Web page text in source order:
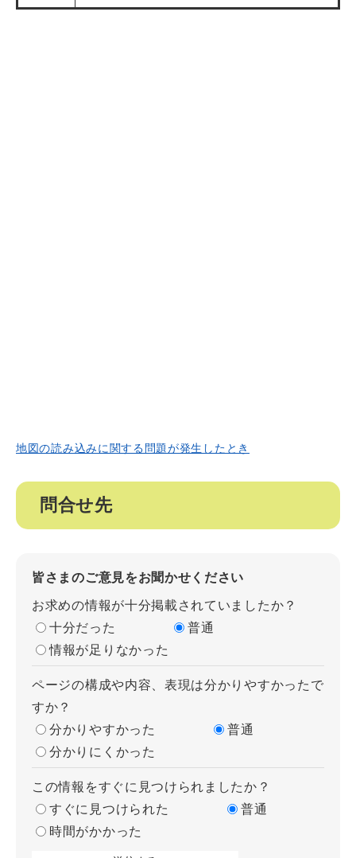
地図の読み込みに関する問題が発生したとき
問合せ先
皆さまのご意見をお聞かせください
お求めの情報が十分掲載されていましたか？
十分だった
普通
情報が足りなかった
ページの構成や内容、表現は分かりやすかったで
すか？
分かりやすかった
普通
分かりにくかった
この情報をすぐに見つけられましたか？
すぐに見つけられた
普通
時間がかかった